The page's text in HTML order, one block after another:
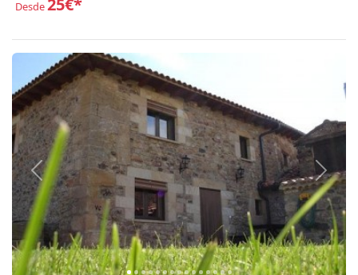
Desde25€*
Anterior